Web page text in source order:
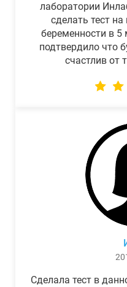
лаборатории
сделать тест
беременности в 5
подтвердило что
счастлив от
Сделала тест в